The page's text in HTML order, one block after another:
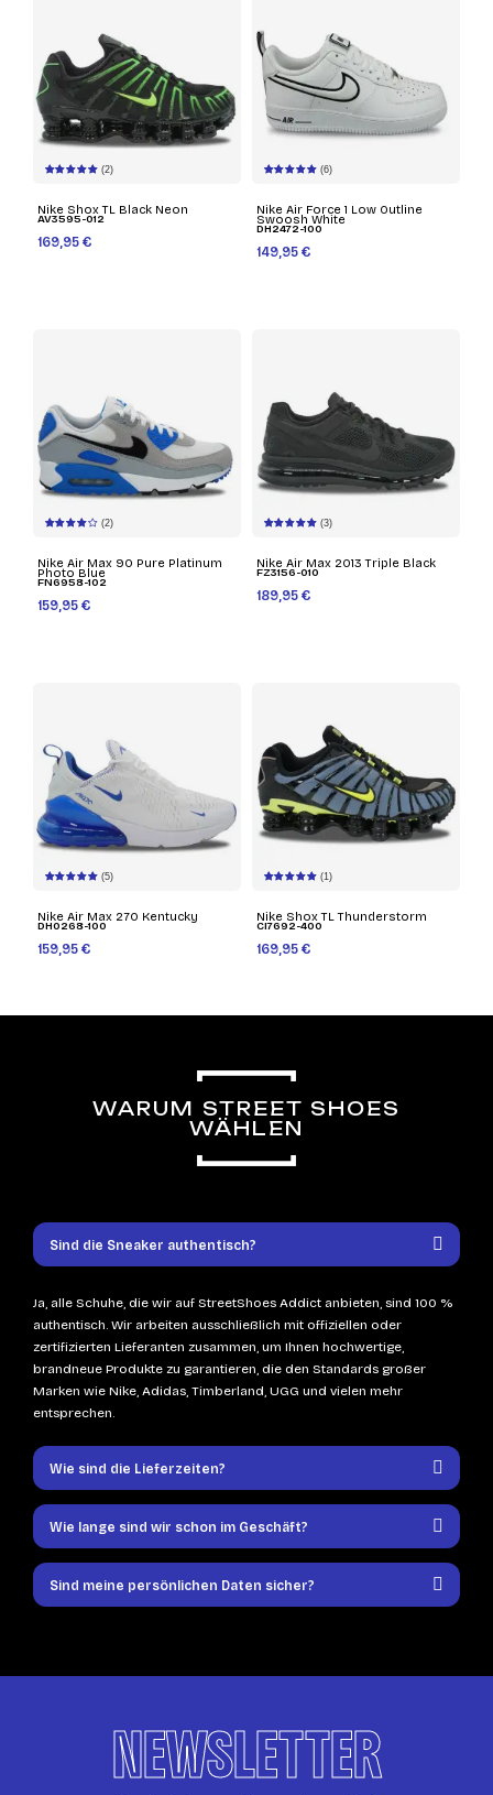
(2)
Nike Shox TL Black Neon
AV3595-012
169,95 €
(6)
Nike Air Force 1 Low Outline
Swoosh White
DH2472-100
149,95 €
(2)
Nike Air Max 90 Pure Platinum
Photo Blue
FN6958-102
159,95 €
(3)
Nike Air Max 2013 Triple Black
FZ3156-010
189,95 €
(5)
Nike Air Max 270 Kentucky
DH0268-100
159,95 €
(1)
Nike Shox TL Thunderstorm
CI7692-400
169,95 €
WARUM STREET SHOES
WÄHLEN
Sind die Sneaker authentisch?
Ja, alle Schuhe, die wir auf StreetShoes Addict anbieten, sind 100 %
authentisch. Wir arbeiten ausschließlich mit offiziellen oder
zertifizierten Lieferanten zusammen, um Ihnen hochwertige,
brandneue Produkte zu garantieren, die den Standards großer
Marken wie Nike, Adidas, Timberland, UGG und vielen mehr
entsprechen.
Wie sind die Lieferzeiten?
Wie lange sind wir schon im Geschäft?
Sind meine persönlichen Daten sicher?
NEWSLETTER